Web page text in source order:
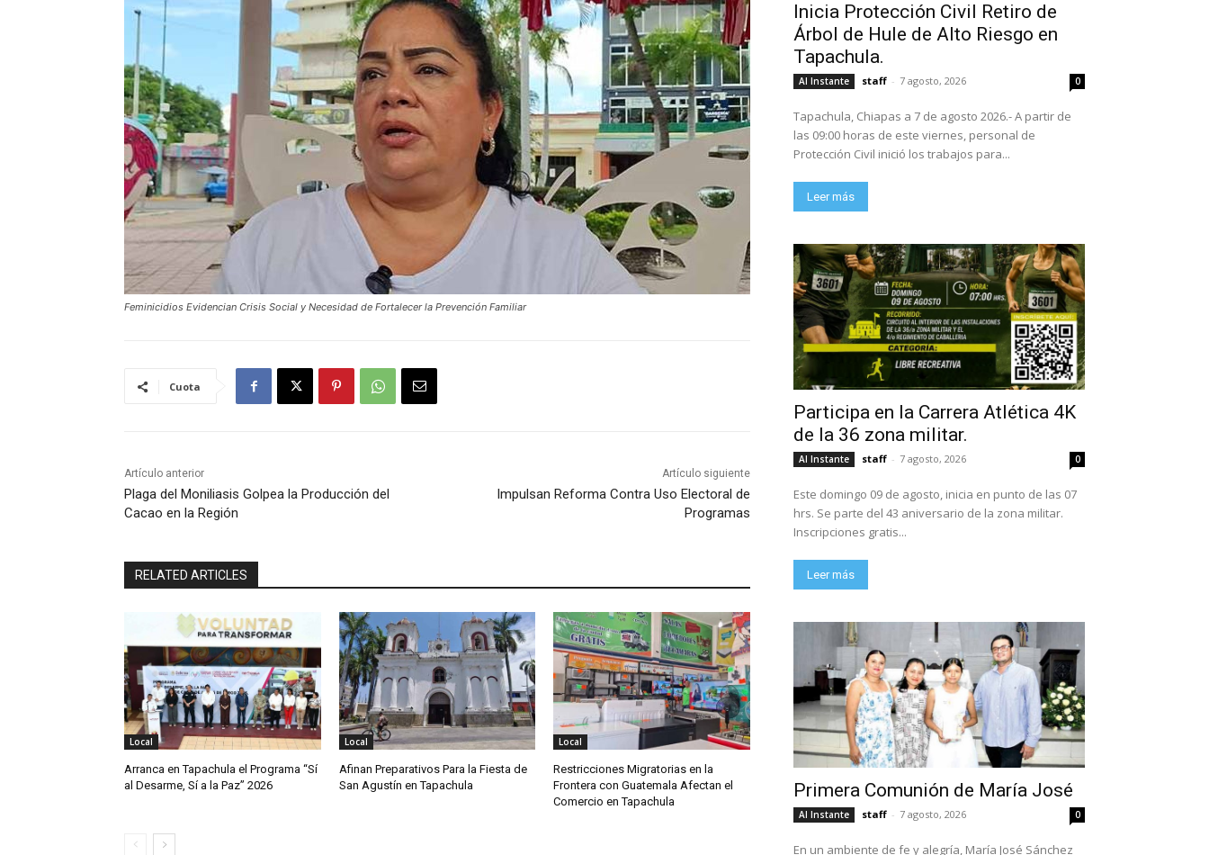
Feminicidios Evidencian Crisis Social y Necesidad de Fortalecer la Prevención Familiar
Cuota
Artículo anterior
Plaga del Moniliasis Golpea la Producción del
Cacao en la Región
Artículo siguiente
Impulsan Reforma Contra Uso Electoral de
Programas
RELATED ARTICLES
Local
Arranca en Tapachula el Programa “Sí
al Desarme, Sí a la Paz” 2026
Local
Afinan Preparativos Para la Fiesta de
San Agustín en Tapachula
Local
Restricciones Migratorias en la
Frontera con Guatemala Afectan el
Comercio en Tapachula
Inicia Protección Civil Retiro de
Árbol de Hule de Alto Riesgo en
Tapachula.
Al Instante staff - 7 agosto, 2026 0
Tapachula, Chiapas a 7 de agosto 2026.- A partir de
las 09:00 horas de este viernes, personal de
Protección Civil inició los trabajos para...
Leer más
Participa en la Carrera Atlética 4K
de la 36 zona militar.
Al Instante staff - 7 agosto, 2026 0
Este domingo 09 de agosto, inicia en punto de las 07
hrs. Se parte del 43 aniversario de la zona militar.
Inscripciones gratis...
Leer más
Primera Comunión de María José
Al Instante staff - 7 agosto, 2026 0
En un ambiente de fe y alegría, María José Sánchez